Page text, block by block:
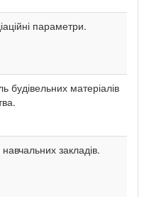
параметри.
будівельних матеріалів
закладів.